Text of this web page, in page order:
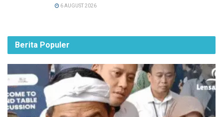
6 AUGUST 2026
Berita Populer